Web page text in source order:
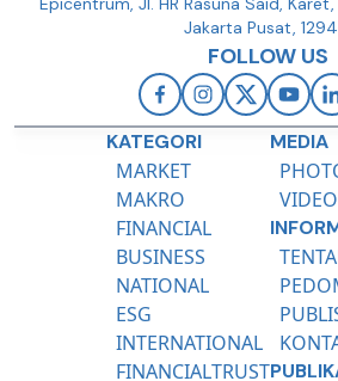
Jakarta Pusat,
FOLLOW US
KATEGORI
MARKET
MAKRO
FINANCIAL
BUSINESS
NATIONAL
ESG
INTERNATIONAL
FINANCIALTRUST
MEDIA
VIDEO